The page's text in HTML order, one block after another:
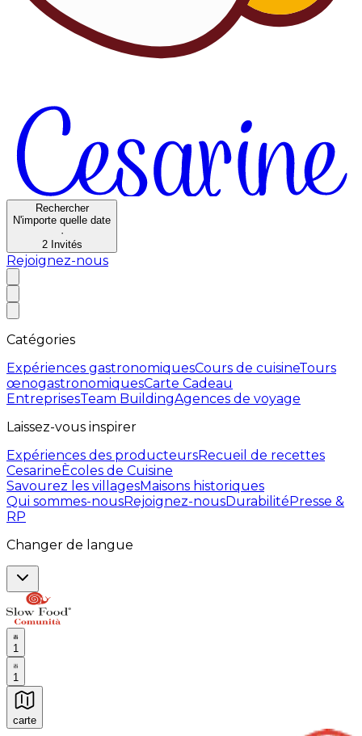
Rechercher
N'importe quelle date
·
2 Invités
Rejoignez-nous
Catégories
Expériences gastronomiquesCours de cuisineTours
œnogastronomiquesCarte Cadeau
EntreprisesTeam BuildingAgences de voyage
Laissez-vous inspirer
Expériences des producteursRecueil de recettes
CesarineÈcoles de Cuisine
Savourez les villagesMaisons historiques
Qui sommes-nousRejoignez-nousDurabilitéPresse &
RP
Changer de langue
1
1
carte